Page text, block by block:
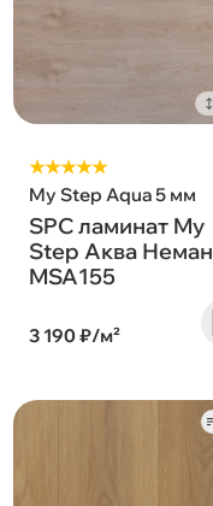
★★★★★
My Step Aqua 5 мм
SPC ламинат My
Step Аква Неман
MSA155
3 190 ₽/м²